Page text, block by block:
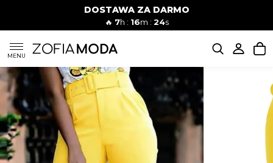
DOSTAWA ZA DARMO
🔥 7h : 16m : 22s
MENU
SUKIENKI
KOMPLETY
JEANSY